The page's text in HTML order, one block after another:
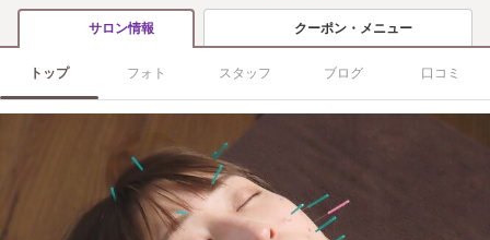
サロン情報 クーポン・メニュー
トップ フォト スタッフ ブログ 口コミ